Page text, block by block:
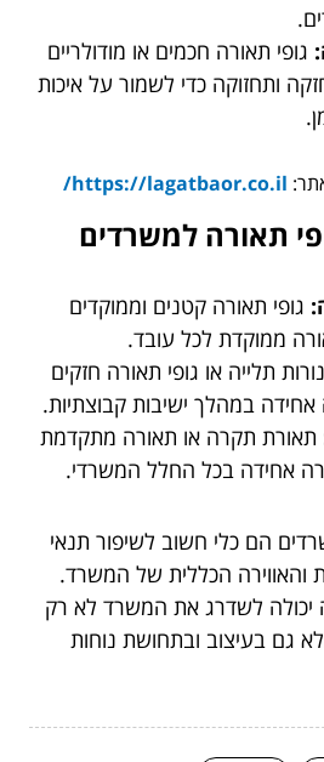
גופי תאורה חכמים או מודולריים
ותחזוקה כדי לשמור על איכות
https://lagatbaor.co.il/
תאורה למשרדים
גופי תאורה קטנים וממוקדים
ממוקדת לכל עובד.
תלייה או גופי תאורה חזקים
במהלך ישיבות קבוצתיות.
תאורת תקרה או תאורה מתקדמת
אחידה בכל החלל המשרדי.
הם כלי חשוב לשיפור תנאי
והאווירה הכללית של המשרד.
יכולה לשדרג את המשרד לא רק
גם בעיצוב ובתחושת נוחות